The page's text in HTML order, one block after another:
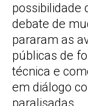
possibilidade
debate de
pararam as
públicas de
técnica e
em diálogo
paralisadas.